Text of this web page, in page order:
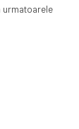
urmatoarele